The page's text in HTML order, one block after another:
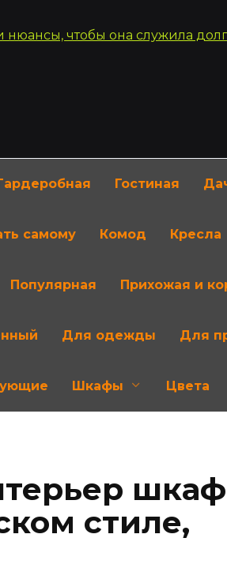
Гостиная
самому Комод Кресла
Популярная Прихожая и
Для одежды Для
Шкафы Цвета
стиле,